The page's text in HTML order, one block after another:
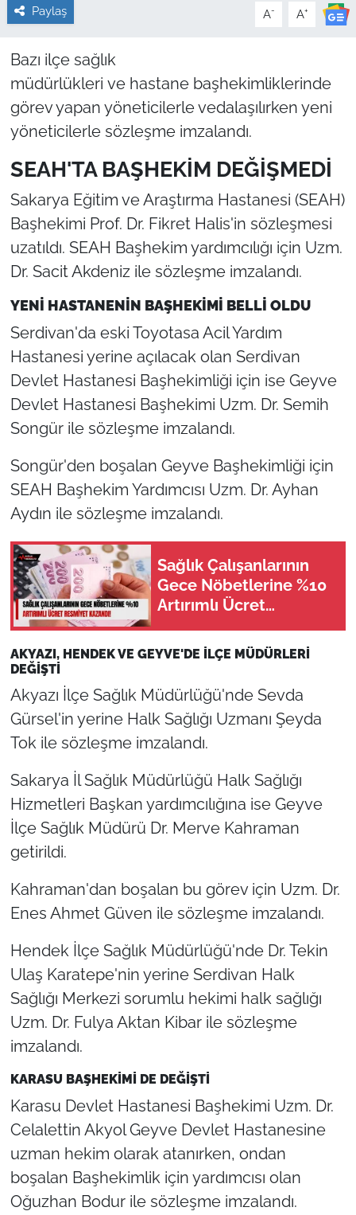
Paylaş A- A+
Bazı ilçe sağlık
müdürlükleri ve hastane başhekimliklerinde
görev yapan yöneticilerle vedalaşılırken yeni
yöneticilerle sözleşme imzalandı.
SEAH'TA BAŞHEKİM DEĞİŞMEDİ
Sakarya Eğitim ve Araştırma Hastanesi (SEAH)
Başhekimi Prof. Dr. Fikret Halis'in sözleşmesi
uzatıldı. SEAH Başhekim yardımcılığı için Uzm.
Dr. Sacit Akdeniz ile sözleşme imzalandı.
YENİ HASTANENİN BAŞHEKİMİ BELLİ OLDU
Serdivan'da eski Toyotasa Acil Yardım
Hastanesi yerine açılacak olan Serdivan
Devlet Hastanesi Başhekimliği için ise Geyve
Devlet Hastanesi Başhekimi Uzm. Dr. Semih
Songür ile sözleşme imzalandı.
Songür'den boşalan Geyve Başhekimliği için
SEAH Başhekim Yardımcısı Uzm. Dr. Ayhan
Aydın ile sözleşme imzalandı.
Sağlık Çalışanlarının
Gece Nöbetlerine %10
Artırımlı Ücret
AKYAZI, HENDEK VE GEYVE'DE İLÇE MÜDÜRLERİ
DEĞİŞTİ
Akyazı İlçe Sağlık Müdürlüğü'nde Sevda
Gürsel'in yerine Halk Sağlığı Uzmanı Şeyda
Tok ile sözleşme imzalandı.
Sakarya İl Sağlık Müdürlüğü Halk Sağlığı
Hizmetleri Başkan yardımcılığına ise Geyve
İlçe Sağlık Müdürü Dr. Merve Kahraman
getirildi.
Kahraman'dan boşalan bu görev için Uzm. Dr.
Enes Ahmet Güven ile sözleşme imzalandı.
Hendek İlçe Sağlık Müdürlüğü'nde Dr. Tekin
Ulaş Karatepe'nin yerine Serdivan Halk
Sağlığı Merkezi sorumlu hekimi halk sağlığı
Uzm. Dr. Fulya Aktan Kibar ile sözleşme
imzalandı.
KARASU BAŞHEKİMİ DE DEĞİŞTİ
Karasu Devlet Hastanesi Başhekimi Uzm. Dr.
Celalettin Akyol Geyve Devlet Hastanesine
uzman hekim olarak atanırken, ondan
boşalan Başhekimlik için yardımcısı olan
Oğuzhan Bodur ile sözleşme imzalandı.